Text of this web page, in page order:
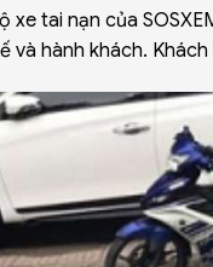
xe tai nạn của
và hành khách.